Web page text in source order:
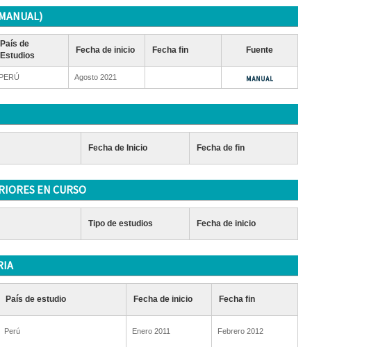
País de
Estudios
Fecha de inicio Fecha fin Fuente
PERÚ Agosto 2021
Fecha de Inicio Fecha de fin
EN CURSO
Tipo de estudios Fecha de inicio
País de estudio Fecha de inicio Fecha fin
Perú Enero 2011 Febrero 2012